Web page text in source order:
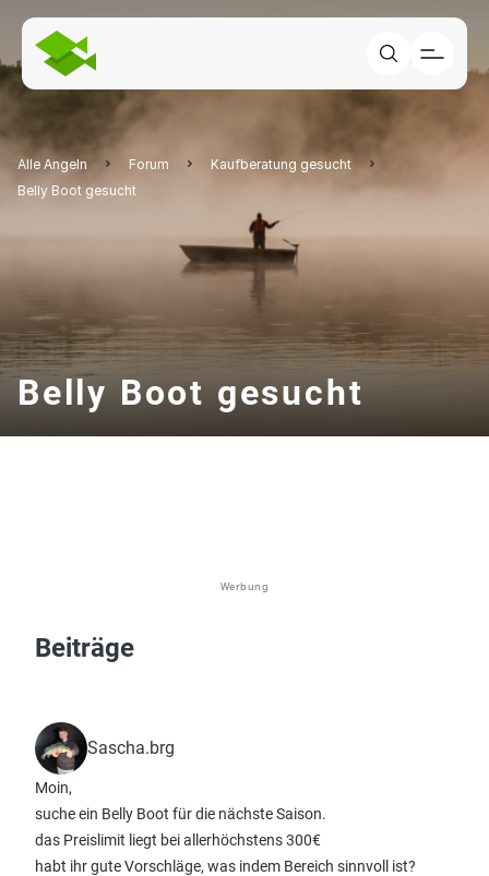
Alle Angeln Forum
Kaufberatung gesucht
Belly Boot gesucht
Belly Boot gesucht
Werbung
Beiträge
Sascha.brg
Moin,
suche ein Belly Boot für die nächste Saison.
das Preislimit liegt bei allerhöchstens 300€
habt ihr gute Vorschläge, was indem Bereich sinnvoll ist?